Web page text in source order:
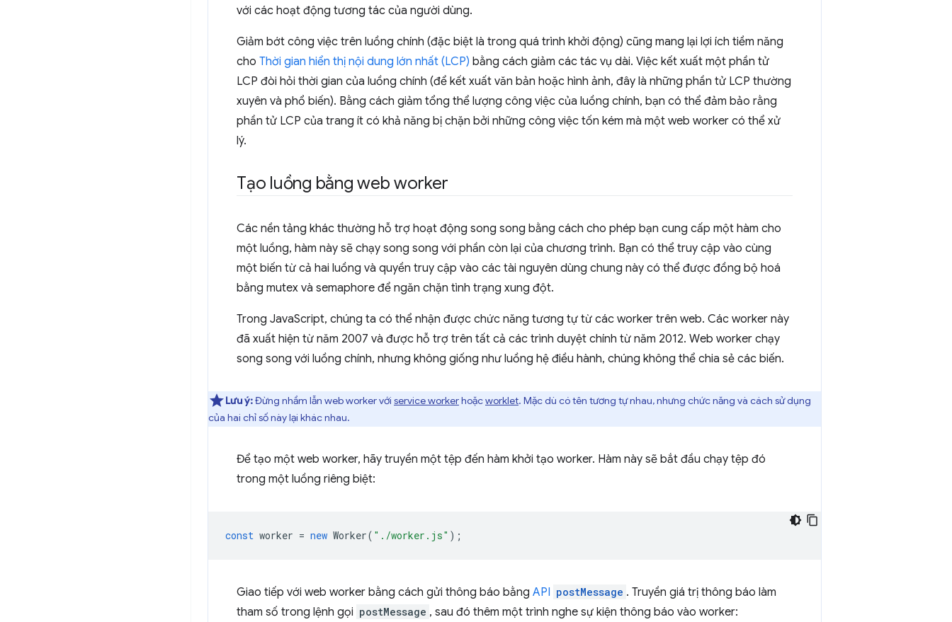
với các hoạt động tương tác của người dùng.
Giảm bớt công việc trên luồng chính (đặc biệt là trong quá trình khởi động) cũng mang lại lợi ích tiềm năng
cho Thời gian hiển thị nội dung lớn nhất (LCP) bằng cách giảm các tác vụ dài. Việc kết xuất một phần tử
LCP đòi hỏi thời gian của luồng chính (để kết xuất văn bản hoặc hình ảnh, đây là những phần tử LCP thường
xuyên và phổ biến). Bằng cách giảm tổng thể lượng công việc của luồng chính, bạn có thể đảm bảo rằng
phần tử LCP của trang ít có khả năng bị chặn bởi những công việc tốn kém mà một web worker có thể xử
lý.
Tạo luồng bằng web worker
Các nền tảng khác thường hỗ trợ hoạt động song song bằng cách cho phép bạn cung cấp một hàm cho
một luồng, hàm này sẽ chạy song song với phần còn lại của chương trình. Bạn có thể truy cập vào cùng
một biến từ cả hai luồng và quyền truy cập vào các tài nguyên dùng chung này có thể được đồng bộ hoá
bằng mutex và semaphore để ngăn chặn tình trạng xung đột.
Trong JavaScript, chúng ta có thể nhận được chức năng tương tự từ các worker trên web. Các worker này
đã xuất hiện từ năm 2007 và được hỗ trợ trên tất cả các trình duyệt chính từ năm 2012. Web worker chạy
song song với luồng chính, nhưng không giống như luồng hệ điều hành, chúng không thể chia sẻ các biến.
Lưu ý:Đừng nhầm lẫn web worker với service workerhoặcworklet. Mặc dù có tên tương tự nhau, nhưng chức năng và cách sử dụng
của hai chỉ số này lại khác nhau.
Để tạo một web worker, hãy truyền một tệp đến hàm khởi tạo worker. Hàm này sẽ bắt đầu chạy tệp đó
trong một luồng riêng biệt:
const worker = new Worker( "./worker.js" );
Giao tiếp với web worker bằng cách gửi thông báo bằng API postMessage . Truyền giá trị thông báo làm
tham số trong lệnh gọi postMessage , sau đó thêm một trình nghe sự kiện thông báo vào worker: